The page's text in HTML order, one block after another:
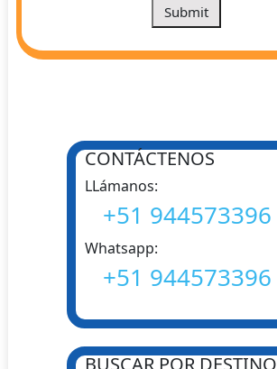
CONTÁCTENOS
LLámanos:
+51 944573396
Whatsapp:
+51 944573396